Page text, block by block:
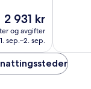
Prisen
er
2 931 kr
2 931 kr
og avgifter
1. sep.–2. sep.